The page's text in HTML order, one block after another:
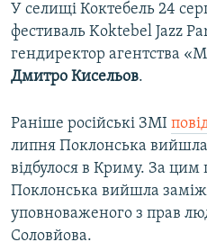
У селищі Коктебель 24
фестиваль Koktebel Jazz
гендиректор агентства
Дмитро Кисельов.
Раніше російські ЗМІ
липня Поклонська
відбулося в Криму. За
Поклонська вийшла заміж
уповноваженого з прав
Соловйова.